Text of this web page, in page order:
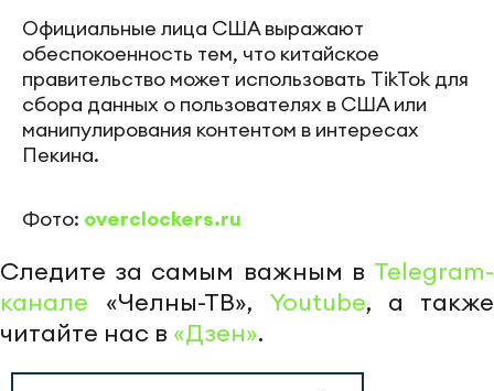
Официальные лица США выражают
обеспокоенность тем, что китайское
правительство может использовать TikTok для
сбора данных о пользователях в США или
манипулирования контентом в интересах
Пекина.
Фото: overclockers.ru
Следите за самым важным в Telegram-
канале «Челны-ТВ», Youtube, а также
читайте нас в «Дзен».